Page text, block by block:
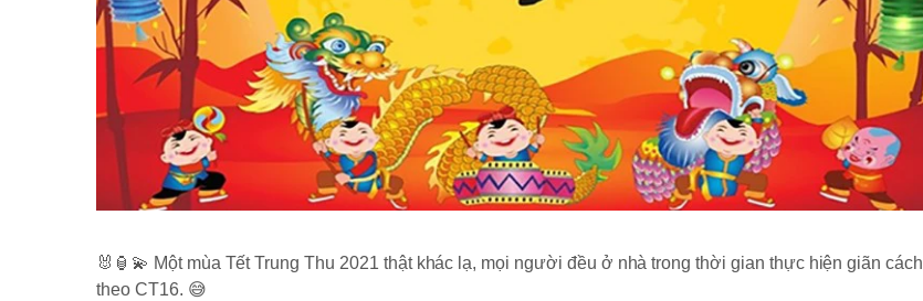
🐰🏮💫 Một mùa Tết Trung Thu 2021 thật khác lạ, mọi người đều ở nhà trong thời gian thực hiện giãn cách
theo CT16. 😅